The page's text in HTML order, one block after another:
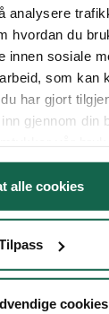
analysere
hvordan du
innen sosiale
som kan
har gjort
gjennom din
å bruke
alle cookies
cookies
Selv om
biler,
utfører blant
på elbil),
Riktig
& Drive
etter
moderne
og god